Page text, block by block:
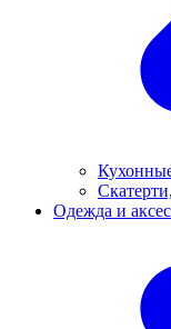
Одежда и